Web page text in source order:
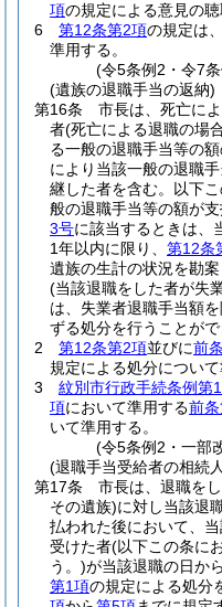
項の規定による意見の聴
6
第12条第2項の規定は、
準用する。
(令5条例2・令7
(遺族の退職手当の返納)
第16条
市長は、死亡に
者(死亡による退職の場
る一般の退職手当等の
により当該一般の退職
継した者を含む。以下
般の退職手当等の額が支
3号に該当するときは、
1年以内に限り、 第12条
遺族の生計の状況を勘
(当該退職をした者が失
は、失業者退職手当額
ずる処分を行うことがで
2
第12条第2項並びに前
規定による処分について
3
紋別市行政手続条例第
項において準用する前
いて準用する。
(令5条例2・一部
(退職手当受給者の相続
第17条
市長は、退職を
その遺族)に対し当該退
払われた後において、
受けた者(以下この条に
う。)が当該退職の日か
第1項の規定による処分